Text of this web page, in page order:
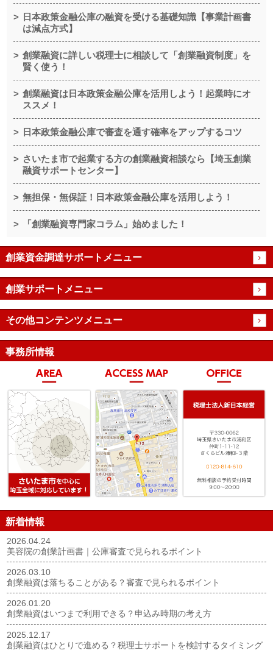
日本政策金融公庫の融資を受ける基礎知識【事業計画書
は減点方式】
創業融資に詳しい税理士に相談して「創業融資制度」を
賢く使う！
創業融資は日本政策金融公庫を活用しよう！起業時にオ
ススメ！
日本政策金融公庫で審査を通す確率をアップするコツ
さいたま市で起業する方の創業融資相談なら【埼玉創業
融資サポートセンター】
無担保・無保証！日本政策金融公庫を活用しよう！
「創業融資専門家コラム」始めました！
創業資金調達サポートメニュー
創業サポートメニュー
その他コンテンツメニュー
事務所情報
新着情報
2026.04.24
美容院の創業計画書｜公庫審査で見られるポイント
2026.03.10
創業融資は落ちることがある？審査で見られるポイント
2026.01.20
創業融資はいつまで利用できる？申込み時期の考え方
2025.12.17
創業融資はひとりで進める？税理士サポートを検討するタイミング